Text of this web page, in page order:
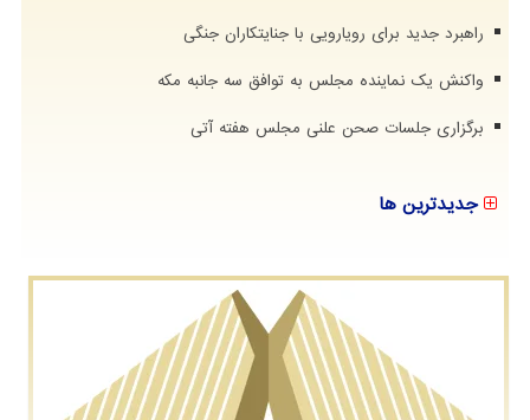
راهبرد جدید برای رویارویی با جنایتکاران جنگی
واکنش یک نماینده مجلس به توافق سه جانبه مکه
برگزاری جلسات صحن علنی مجلس هفته آتی
جدیدترین ها